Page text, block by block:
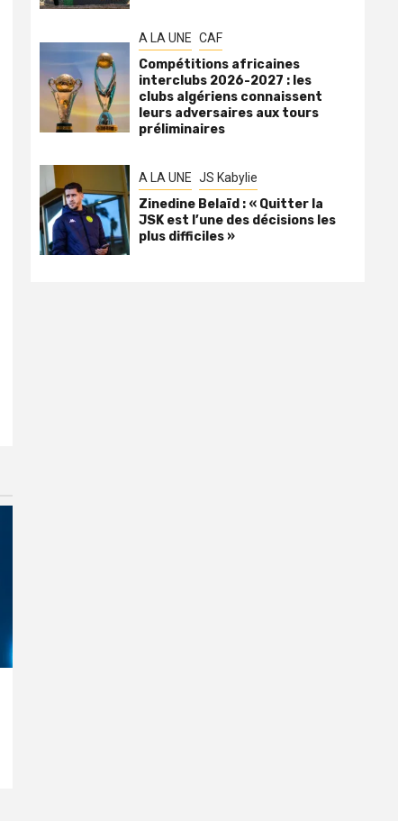
A LA UNE CAF
Compétitions africaines
interclubs 2026-2027 : les
clubs algériens connaissent
leurs adversaires aux tours
préliminaires
A LA UNE JS Kabylie
Zinedine Belaïd : « Quitter la
JSK est l’une des décisions les
plus difficiles »